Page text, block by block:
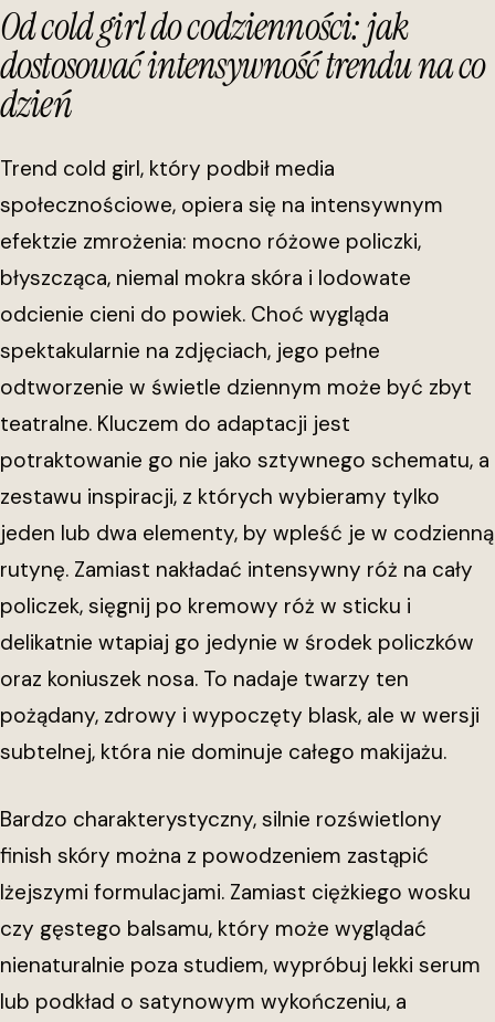
Od cold girl do codzienności: jak
dostosować intensywność trendu na co
dzień
Trend cold girl, który podbił media
społecznościowe, opiera się na intensywnym
efektzie zmrożenia: mocno różowe policzki,
błyszcząca, niemal mokra skóra i lodowate
odcienie cieni do powiek. Choć wygląda
spektakularnie na zdjęciach, jego pełne
odtworzenie w świetle dziennym może być zbyt
teatralne. Kluczem do adaptacji jest
potraktowanie go nie jako sztywnego schematu, a
zestawu inspiracji, z których wybieramy tylko
jeden lub dwa elementy, by wpleść je w codzienną
rutynę. Zamiast nakładać intensywny róż na cały
policzek, sięgnij po kremowy róż w sticku i
delikatnie wtapiaj go jedynie w środek policzków
oraz koniuszek nosa. To nadaje twarzy ten
pożądany, zdrowy i wypoczęty blask, ale w wersji
subtelnej, która nie dominuje całego makijażu.
Bardzo charakterystyczny, silnie rozświetlony
finish skóry można z powodzeniem zastąpić
lżejszymi formulacjami. Zamiast ciężkiego wosku
czy gęstego balsamu, który może wyglądać
nienaturalnie poza studiem, wypróbuj lekki serum
lub podkład o satynowym wykończeniu, a